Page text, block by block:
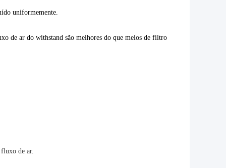
uniformemente.
de ar do withstand são melhores do que meios de filtro
fluxo de ar.